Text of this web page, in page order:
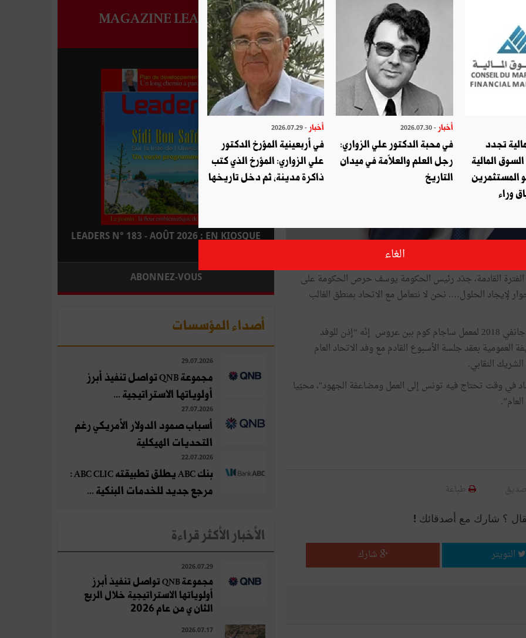
اجتماع تعقده الهيئة الإدارية للاتحاد العام التونسي للشغل
الفترة القادمة، جدّد رئيس الحكومة يوسف حرص الحكومة على
لإيجاد الحلول…. نحن لا نتعامل مع الاتحاد بمنطق الغالب
وذكر في تصريح صحفي خلال زيارة أدّاها يوم الجمعة 18 جانفي 2018 لمعمل ساجام كوم ببن عروس إنّه “إذن للوفد
بعقد جلسة الأسبوع القادم مع وفد الاتحاد العام
النقابي.
في وقت تحتاج فيه تونس إلى العمل ومضاعفة الجهود"، محيّيا
طباعة
؟ شارك مع أصدقائك !
التويتر شارك
MAGAZINE LEADERS
LEADERS N° 183 - AOÛT 2026 : EN KIOSQUE
ABONNEZ-VOUS
أصداء المؤسسات
29.07.2026
مجموعة QNB تواصل تنفيذ أبرز
أولوياتها الاستراتيجية ...
27.07.2026
أسباب صمود الدولار الأمريكي رغم
التحديات الهيكلية
22.07.2026
بنك ABC يطلق تطبيقته ABC CLIC :
مرجع جديد للخدمات البنكية ...
الأخبار الأكثر قراءة
2026.07.29
مجموعة QNB تواصل تنفيذ أبرز
أولوياتها الاستراتيجية خلال الربع
الثان ي من عام 2026
2026.07.17
تجدد
المالية
المستثمرين
وراء
أخبار - 2026.07.30
في محبة الدكتور علي الزواري:
رجل العلم والعلاّمة في ميدان
التاريخ
أخبار - 2026.07.29
في أربعينية المؤرخ الدكتور
علي الزواري: المؤرخ الذي كتب
ذاكرة مدينة، ثم دخل تاريخها
الغاء